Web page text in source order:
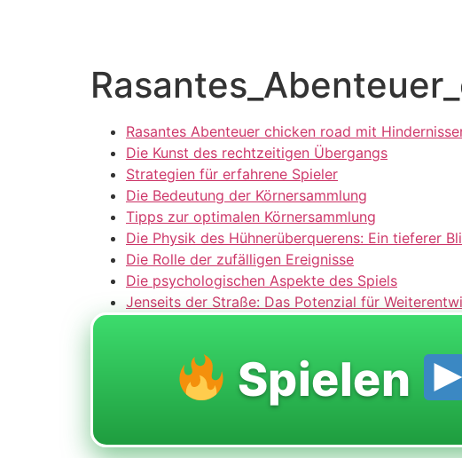
Rasantes Abenteuer chicken road mit
Die Kunst des rechtzeitigen Übergangs
Strategien für erfahrene Spieler
Die Bedeutung der Körnersammlung
Tipps zur optimalen Körnersammlung
Die Physik des Hühnerüberquerens: Ein tieferer
Die Rolle der zufälligen Ereignisse
Die psychologischen Aspekte des Spiels
Jenseits der Straße: Das Potenzial für
Spielen